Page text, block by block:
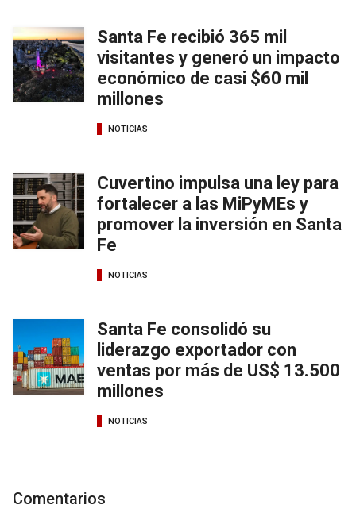
Santa Fe recibió 365 mil
visitantes y generó un impacto
económico de casi $60 mil
millones
NOTICIAS
Cuvertino impulsa una ley para
fortalecer a las MiPyMEs y
promover la inversión en Santa
Fe
NOTICIAS
Santa Fe consolidó su
liderazgo exportador con
ventas por más de US$ 13.500
millones
NOTICIAS
Comentarios